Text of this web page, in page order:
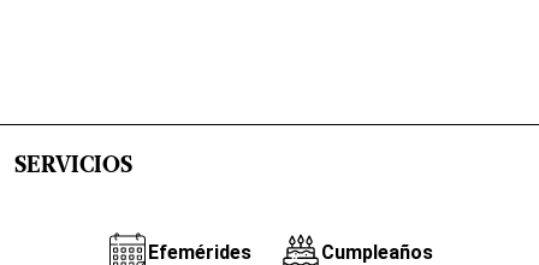
SERVICIOS
Efemérides Cumpleaños